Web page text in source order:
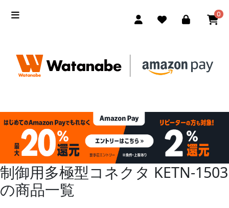
0
制御用多極型コネクタ KETN-1503
の商品一覧